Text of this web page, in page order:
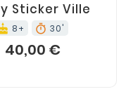
Sticker Ville
8+ timer 30'
40,00 €